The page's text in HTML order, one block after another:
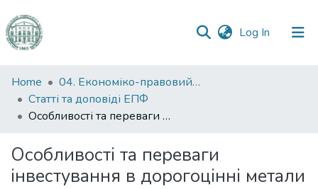
Log In (current)
Communities
&
Collections
Statistics
Home
04. Економіко-правовий факультет
Статті та доповіді ЕПФ
Особливості та переваги інвестування в дорогоцінні метали
Особливості та переваги
інвестування в дорогоцінні метали